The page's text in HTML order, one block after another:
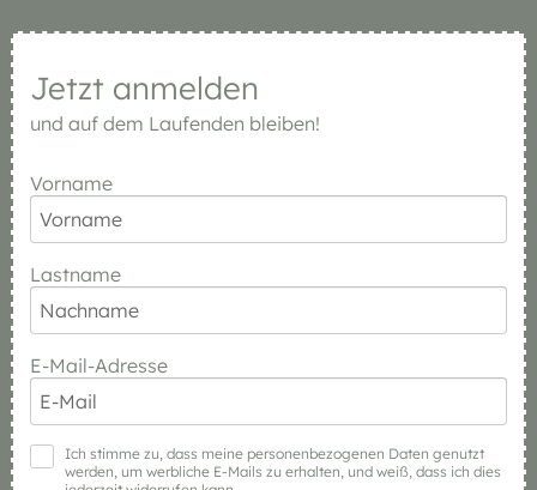
Jetzt anmelden
und auf dem Laufenden bleiben!
Vorname
Lastname
E-Mail-Adresse
Ich stimme zu, dass meine personenbezogenen Daten genutzt
werden, um werbliche E-Mails zu erhalten, und weiß, dass ich dies